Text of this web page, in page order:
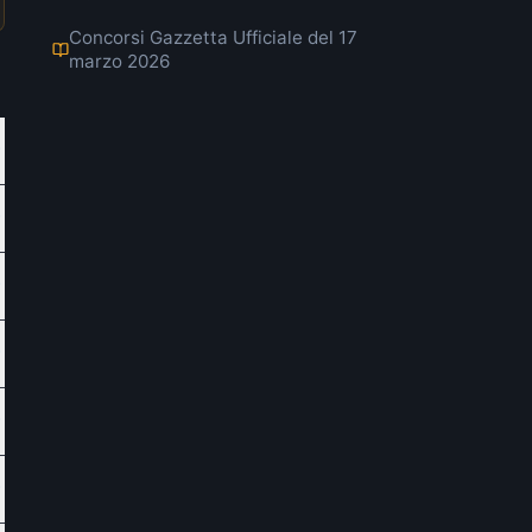
Concorsi Gazzetta Ufficiale del 17
marzo 2026